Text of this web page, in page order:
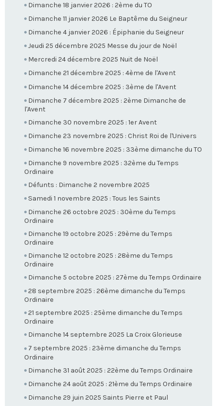
Dimanche 18 janvier 2026 : 2ème du TO
Dimanche 11 janvier 2026 Le Baptême du Seigneur
Dimanche 4 janvier 2026 : Épiphanie du Seigneur
Jeudi 25 décembre 2025 Messe du jour de Noël
Mercredi 24 décembre 2025 Nuit de Noël
Dimanche 21 décembre 2025 : 4ème de l'Avent
Dimanche 14 décembre 2025 : 3ème de l'Avent
Dimanche 7 décembre 2025 : 2ème Dimanche de
l'Avent
Dimanche 30 novembre 2025 : 1er Avent
Dimanche 23 novembre 2025 : Christ Roi de l'Univers
Dimanche 16 novembre 2025 : 33ème dimanche du TO
Dimanche 9 novembre 2025 : 32ème du Temps
Ordinaire
Défunts : Dimanche 2 novembre 2025
Samedi 1 novembre 2025 : Tous les Saints
Dimanche 26 octobre 2025 : 30ème du Temps
Ordinaire
Dimanche 19 octobre 2025 : 29ème du Temps
Ordinaire
Dimanche 12 octobre 2025 : 28ème du Temps
Ordinaire
Dimanche 5 octobre 2025 : 27ème du Temps Ordinaire
28 septembre 2025 : 26ème dimanche du Temps
Ordinaire
21 septembre 2025 : 25ème dimanche du Temps
Ordinaire
Dimanche 14 septembre 2025 La Croix Glorieuse
7 septembre 2025 : 23ème dimanche du Temps
Ordinaire
Dimanche 31 août 2025 : 22ème du Temps Ordinaire
Dimanche 24 août 2025 : 21ème du Temps Ordinaire
Dimanche 29 juin 2025 Saints Pierre et Paul